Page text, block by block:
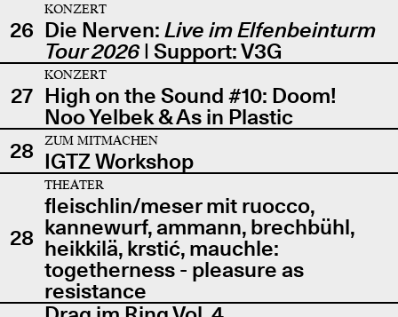
26
KONZERT
Die Nerven: Live im Elfenbeinturm
Tour 2026| Support: V3G
27
KONZERT
High on the Sound #10: Doom!
Noo Yelbek & As in Plastic
28
ZUM MITMACHEN
IGTZ Workshop
28
THEATER
fleischlin/meser mit ruocco,
kannewurf, ammann, brechbühl,
heikkilä, krstić, mauchle:
togetherness - pleasure as
resistance